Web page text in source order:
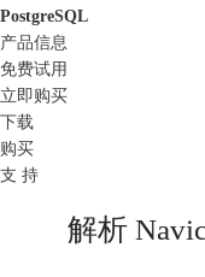
PostgreSQL
产品信息
免费试用
立即购买
下载
购买
支 持
解析